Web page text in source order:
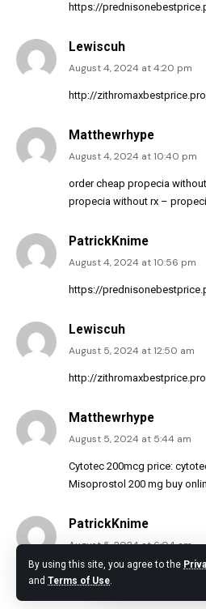
By using this site, you agree to the
and Terms of Use.
https://
Lewiscuh
August 4, 2024 at 4:20 pm
http://
Matthewrhype
August 4, 2024 at 10:40 pm
order cheap propecia
propecia without rx –
PatrickKnime
August 4, 2024 at 10:56 pm
https://
Lewiscuh
August 5, 2024 at 12:50 am
http://
Matthewrhype
August 5, 2024 at 5:44 am
Cytotec 200mcg price:
Misoprostol 200 mg buy
PatrickKnime
August 5, 2024 at 6:04 am
https://